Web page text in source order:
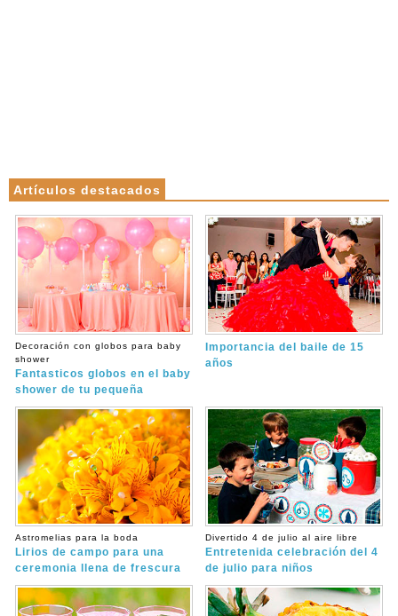
Artículos destacados
Decoración con globos para baby
shower
Fantasticos globos en el baby
shower de tu pequeña
Importancia del baile de 15
años
Astromelias para la boda
Lirios de campo para una
ceremonia llena de frescura
Divertido 4 de julio al aire libre
Entretenida celebración del 4
de julio para niños